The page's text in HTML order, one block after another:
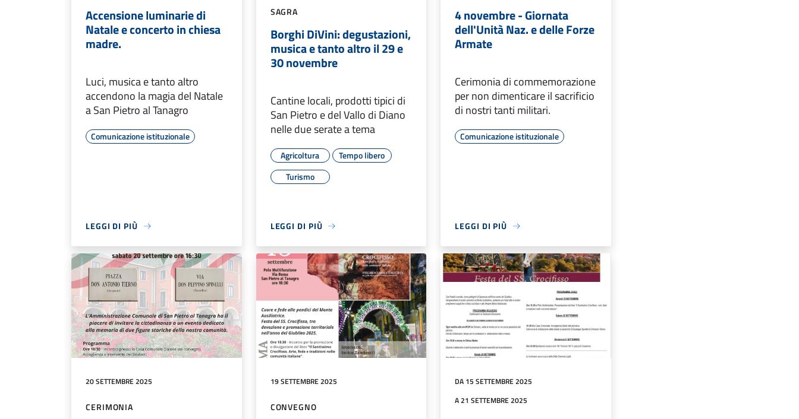
Accensione luminarie di
Natale e concerto in chiesa
madre.
Luci, musica e tanto altro
accendono la magia del Natale
a San Pietro al Tanagro
Comunicazione istituzionale
LEGGI DI PIÙ
SAGRA
Borghi DiVini: degustazioni,
musica e tanto altro il 29 e
30 novembre
Cantine locali, prodotti tipici di
San Pietro e del Vallo di Diano
nelle due serate a tema
Agricoltura
Tempo libero
Turismo
LEGGI DI PIÙ
4 novembre - Giornata
dell'Unità Naz. e delle Forze
Armate
Cerimonia di commemorazione
per non dimenticare il sacrificio
di nostri tanti militari.
Comunicazione istituzionale
LEGGI DI PIÙ
20 SETTEMBRE 2025
CERIMONIA
19 SETTEMBRE 2025
CONVEGNO
DA 15 SETTEMBRE 2025
A 21 SETTEMBRE 2025